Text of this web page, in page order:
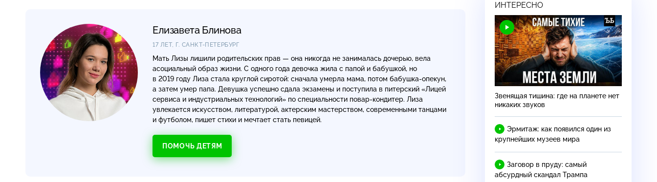
Елизавета Блинова
17 ЛЕТ, Г. САНКТ-ПЕТЕРБУРГ
Мать Лизы лишили родительских прав — она никогда не занималась дочерью, вела
асоциальный образ жизни. С одного года девочка жила с папой и бабушкой, но
в 2019 году Лиза стала круглой сиротой: сначала умерла мама, потом бабушка-опекун,
а затем умер папа. Девушка успешно сдала экзамены и поступила в питерский «Лицей
сервиса и индустриальных технологий» по специальности повар-кондитер. Лиза
увлекается искусством, литературой, актерским мастерством, современными танцами
и футболом, пишет стихи и мечтает стать певицей.
ПОМОЧЬ ДЕТЯМ
ИНТЕРЕСНО
Звенящая тишина: где на планете нет
никаких звуков
Эрмитаж: как появился один из
крупнейших музеев мира
Заговор в пруду: самый
абсурдный скандал Трампа